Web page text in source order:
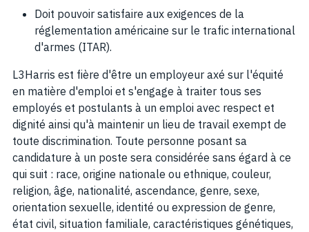
Doit pouvoir satisfaire aux exigences de la
réglementation américaine sur le trafic international
d'armes (ITAR).
L3Harris est fière d'être un employeur axé sur l'équité
en matière d'emploi et s'engage à traiter tous ses
employés et postulants à un emploi avec respect et
dignité ainsi qu'à maintenir un lieu de travail exempt de
toute discrimination. Toute personne posant sa
candidature à un poste sera considérée sans égard à ce
qui suit : race, origine nationale ou ethnique, couleur,
religion, âge, nationalité, ascendance, genre, sexe,
orientation sexuelle, identité ou expression de genre,
état civil, situation familiale, caractéristiques génétiques,